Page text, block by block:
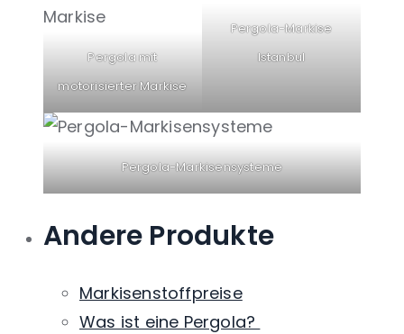
Pergola mit
motorisierter Markise
Pergola-Markise
Istanbul
Pergola-Markisensysteme
Andere Produkte
Markisenstoffpreise
Was ist eine Pergola?